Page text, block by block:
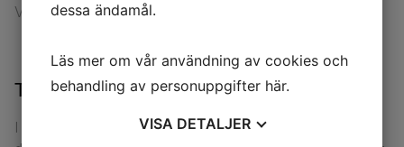
Vällingby utanför Stockholm.
Tidstypiska detaljer
I begynnelsen av denna epok var arkitekturen mera
dessa ändamål.
Läs mer om vår användning av cookies och
behandling av personuppgifter här.
VISA DETALJER